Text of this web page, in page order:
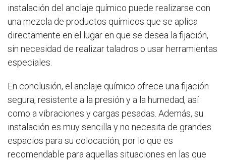
instalación del anclaje químico puede realizarse con
una mezcla de productos químicos que se aplica
directamente en el lugar en que se desea la fijación,
sin necesidad de realizar taladros o usar herramientas
especiales.
En conclusión, el anclaje químico ofrece una fijación
segura, resistente a la presión y a la humedad, así
como a vibraciones y cargas pesadas. Además, su
instalación es muy sencilla y no necesita de grandes
espacios para su colocación, por lo que es
recomendable para aquellas situaciones en las que